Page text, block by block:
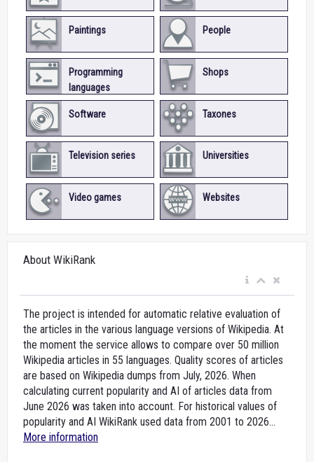
Paintings People
Programming
languages
Shops
Software Taxones
Television series Universities
Video games Websites
About WikiRank
The project is intended for automatic relative evaluation of
the articles in the various language versions of Wikipedia. At
the moment the service allows to compare over 50 million
Wikipedia articles in 55 languages. Quality scores of articles
are based on Wikipedia dumps from July, 2026. When
calculating current popularity and AI of articles data from
June 2026 was taken into account. For historical values of
popularity and AI WikiRank used data from 2001 to 2026...
More information